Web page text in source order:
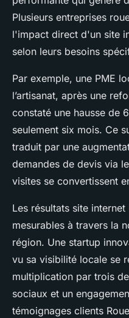
Plusieurs entreprises
l'impact direct d'un site
selon leurs besoins
Par exemple, une PME
l’artisanat, après une
constaté une hausse de
seulement six mois. Ce
traduit par une
demandes de devis via
visites se convertissent
Les résultats site
mesurables à travers la
région. Une startup
vu sa visibilité locale se
multiplication par trois
sociaux et un
témoignages clients